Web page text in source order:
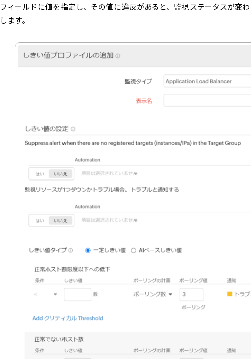
フィールドに値を指定し、その値に違反があると、監視ステータスが変
します。